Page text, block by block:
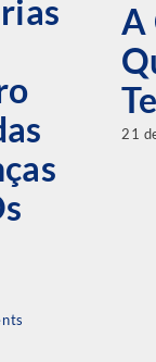
A
21